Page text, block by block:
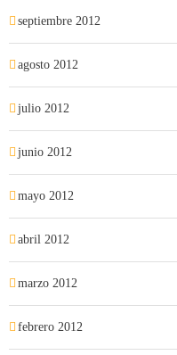
septiembre 2012
agosto 2012
julio 2012
junio 2012
mayo 2012
abril 2012
marzo 2012
febrero 2012